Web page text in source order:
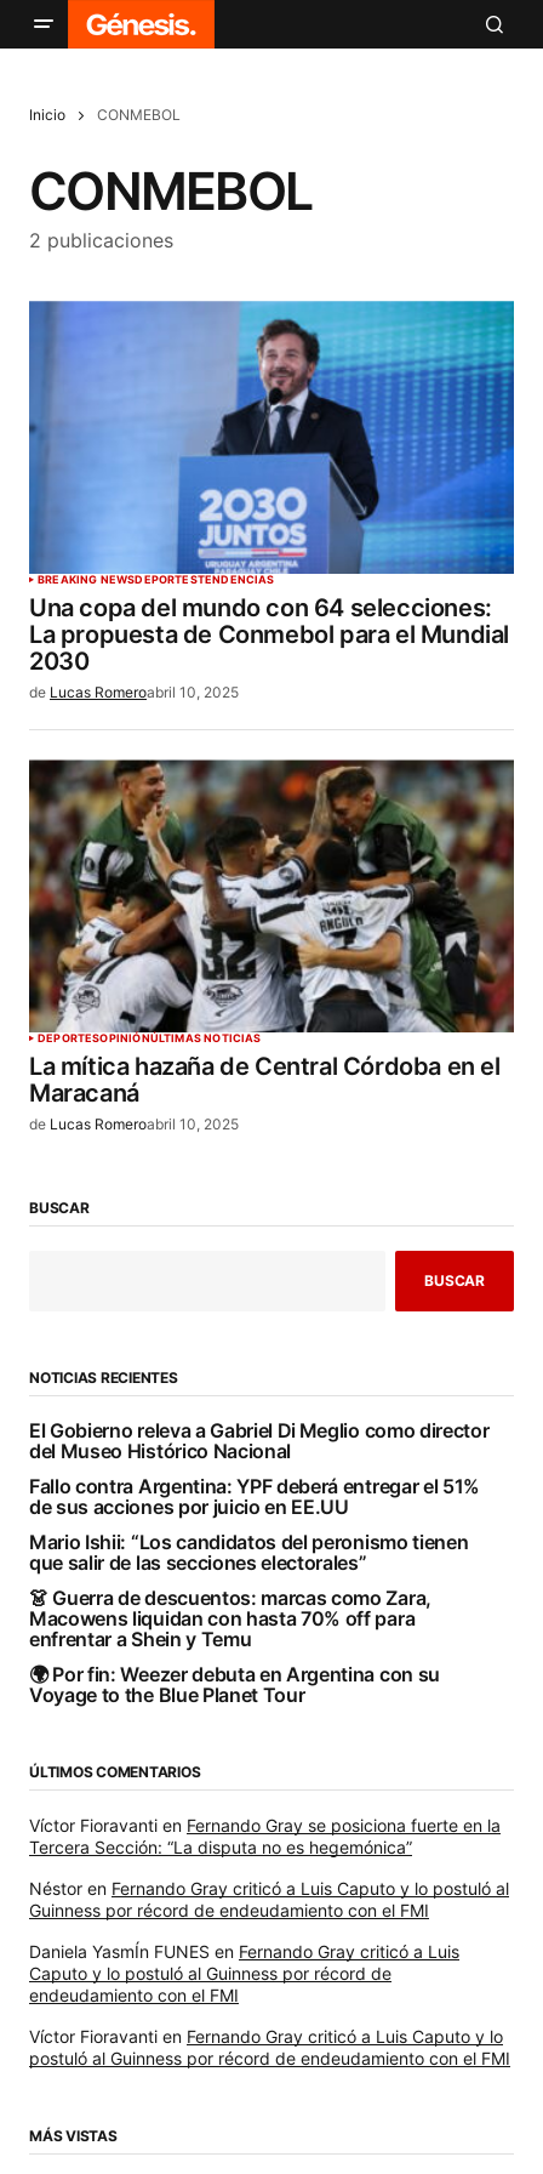
Inicio CONMEBOL
CONMEBOL
2 publicaciones
BREAKING NEWSDEPORTESTENDENCIAS
Una copa del mundo con 64 selecciones:
La propuesta de Conmebol para el Mundial
2030
de Lucas Romeroabril 10, 2025
DEPORTESOPINIÓNÚLTIMAS NOTICIAS
La mítica hazaña de Central Córdoba en el
Maracaná
de Lucas Romeroabril 10, 2025
BUSCAR
BUSCAR
NOTICIAS RECIENTES
El Gobierno releva a Gabriel Di Meglio como director
del Museo Histórico Nacional
Fallo contra Argentina: YPF deberá entregar el 51%
de sus acciones por juicio en EE.UU
Mario Ishii: “Los candidatos del peronismo tienen
que salir de las secciones electorales”
👗 Guerra de descuentos: marcas como Zara,
Macowens liquidan con hasta 70% off para
enfrentar a Shein y Temu
🌍 Por fin: Weezer debuta en Argentina con su
Voyage to the Blue Planet Tour
ÚLTIMOS COMENTARIOS
Víctor Fioravanti en Fernando Gray se posiciona fuerte en la
Tercera Sección: “La disputa no es hegemónica”
Néstor en Fernando Gray criticó a Luis Caputo y lo postuló al
Guinness por récord de endeudamiento con el FMI
Daniela YasmÍn FUNES en Fernando Gray criticó a Luis
Caputo y lo postuló al Guinness por récord de
endeudamiento con el FMI
Víctor Fioravanti en Fernando Gray criticó a Luis Caputo y lo
postuló al Guinness por récord de endeudamiento con el FMI
MÁS VISTAS